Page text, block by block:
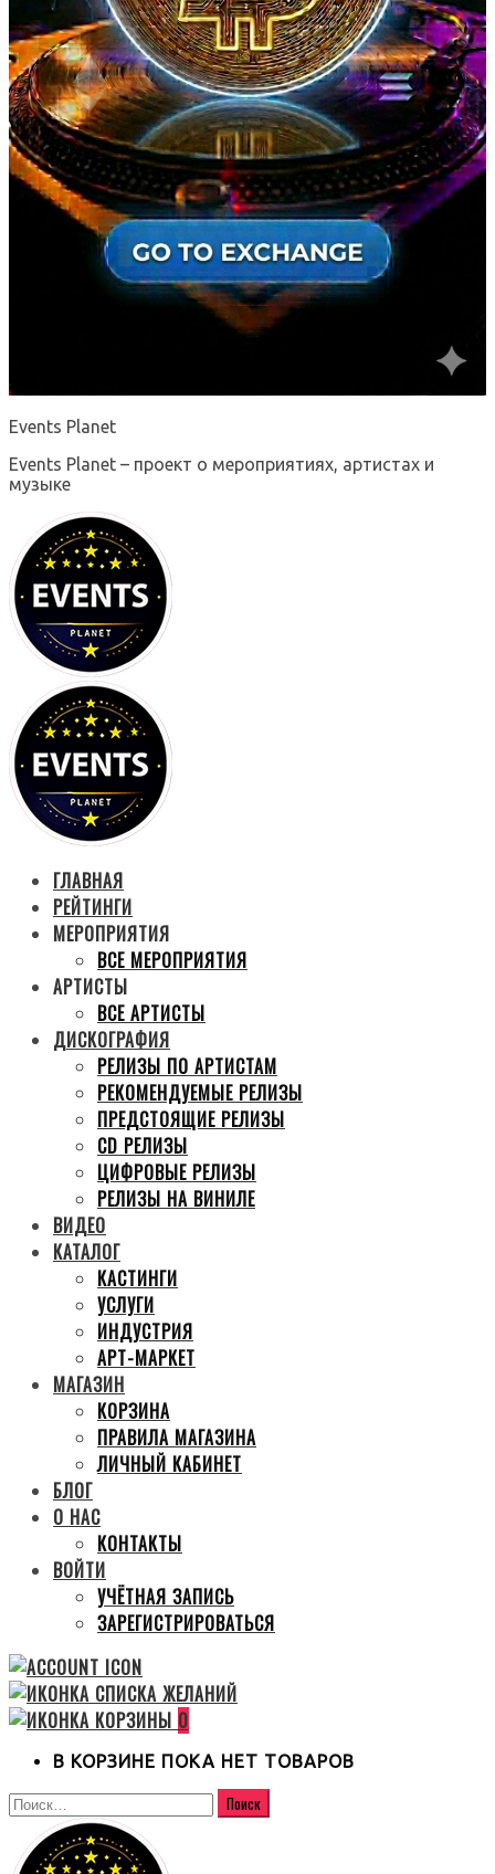
Events Planet
Events Planet – проект о мероприятиях, артистах и
музыке
ГЛАВНАЯ
РЕЙТИНГИ
МЕРОПРИЯТИЯ
ВСЕ МЕРОПРИЯТИЯ
АРТИСТЫ
ВСЕ АРТИСТЫ
ДИСКОГРАФИЯ
РЕЛИЗЫ ПО АРТИСТАМ
РЕКОМЕНДУЕМЫЕ РЕЛИЗЫ
ПРЕДСТОЯЩИЕ РЕЛИЗЫ
CD РЕЛИЗЫ
ЦИФРОВЫЕ РЕЛИЗЫ
РЕЛИЗЫ НА ВИНИЛЕ
ВИДЕО
КАТАЛОГ
КАСТИНГИ
УСЛУГИ
ИНДУСТРИЯ
АРТ-МАРКЕТ
МАГАЗИН
КОРЗИНА
ПРАВИЛА МАГАЗИНА
ЛИЧНЫЙ КАБИНЕТ
БЛОГ
О НАС
КОНТАКТЫ
ВОЙТИ
УЧЁТНАЯ ЗАПИСЬ
ЗАРЕГИСТРИРОВАТЬСЯ
0
В КОРЗИНЕ ПОКА НЕТ ТОВАРОВ